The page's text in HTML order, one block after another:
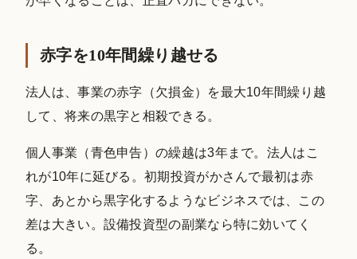
赤字を10年間繰り越せる
法人は、事業の赤字（欠損金）を最大10年間繰り越
して、将来の黒字と相殺できる。
個人事業（青色申告）の繰越は3年まで。法人はこ
れが10年に延びる。初期投資がかさんで最初は赤
字、あとから黒字化するようなビジネスでは、この
差は大きい。設備投資型の副業なら特に効いてく
る。